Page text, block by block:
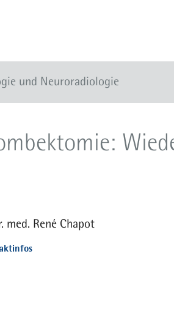
und Neuroradiologie
med. René Chapot